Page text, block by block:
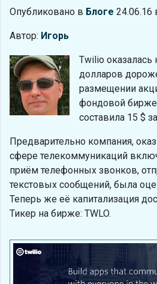
Опубликовано в Блоге 24.06.16
Автор: Игорь
Twilio
долларов
размещении
фондовой
составила 15 $
Предварительно компания,
сфере телекоммуникаций
приём телефонных звонков,
текстовых сообщений, была
Теперь же её капитализация
Тикер на бирже: TWLO.